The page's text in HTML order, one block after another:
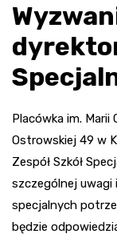
Placówka im. Marii
Ostrowskiej 49 w
Zespół Szkół
szczególnej uwagi
specjalnych
będzie